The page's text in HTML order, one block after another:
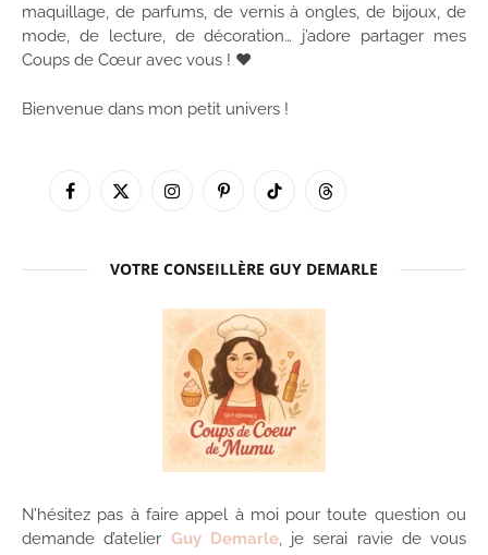
maquillage, de parfums, de vernis à ongles, de bijoux, de
mode, de lecture, de décoration… j’adore partager mes
Coups de Cœur avec vous ! ♥
Bienvenue dans mon petit univers !
Facebook
X
InstagramPinterestTikTok Threads
VOTRE CONSEILLÈRE GUY DEMARLE
N’hésitez pas à faire appel à moi pour toute question ou
demande d’atelier Guy Demarle, je serai ravie de vous